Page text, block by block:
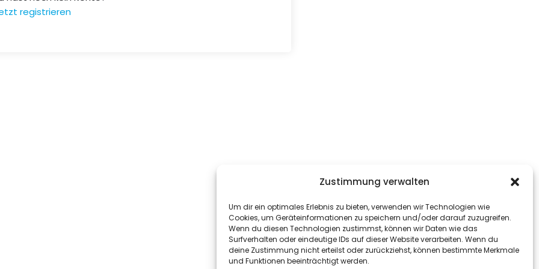
Zustimmung verwalten
Um dir ein optimales Erlebnis zu bieten, verwenden wir Technologien wie
Cookies, um Geräteinformationen zu speichern und/oder darauf zuzugreifen.
Wenn du diesen Technologien zustimmst, können wir Daten wie das
Surfverhalten oder eindeutige IDs auf dieser Website verarbeiten. Wenn du
deine Zustimmung nicht erteilst oder zurückziehst, können bestimmte Merkmale
und Funktionen beeinträchtigt werden.
registrieren